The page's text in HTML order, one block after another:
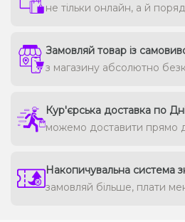
не тільки онлайн, а й
Замовляй товар із
з магазину абсолютно
Кур'єрська доставка по
можемо доставити прямо
Накопичувальна система
замовляй більше, плати